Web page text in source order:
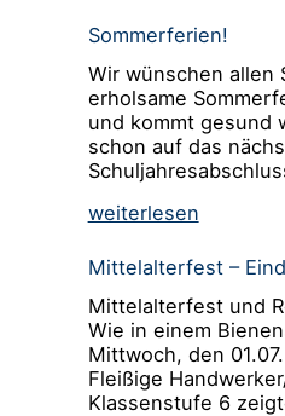
Sommerferien!
Wir wünschen allen
erholsame
und kommt gesund
schon auf das
weiterlesen
Mittelalterfest –
Mittelalterfest und
Wie in einem
Mittwoch, den
Fleißige
Klassenstufe 6